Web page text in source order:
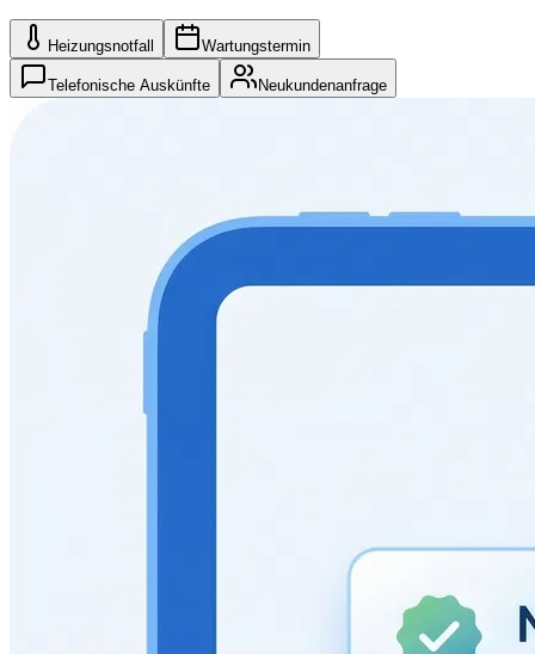
Heizungsnotfall Wartungstermin
Telefonische Auskünfte Neukundenanfrage